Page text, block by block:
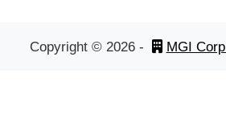
Copyright © 2026- MGI Corp